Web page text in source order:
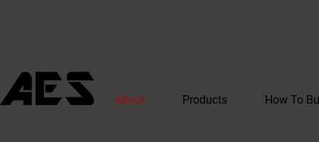
About Products How To